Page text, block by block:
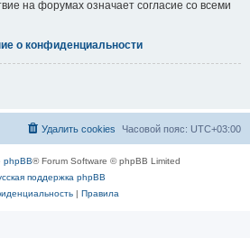
на форумах означает согласие со всеми
о конфиденциальности
Часовой пояс: UTC+03:00
Удалить cookies
phpBB® Forum Software © phpBB Limited
поддержка phpBB
| Правила